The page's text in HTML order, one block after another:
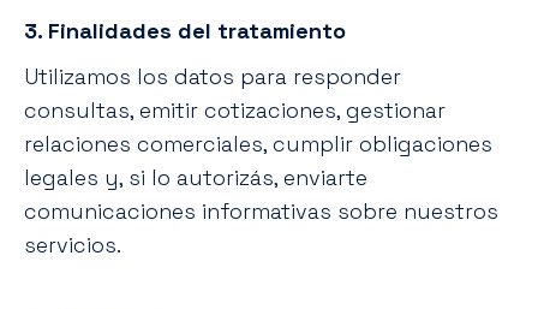
3. Finalidades del tratamiento
Utilizamos los datos para responder
consultas, emitir cotizaciones, gestionar
relaciones comerciales, cumplir obligaciones
legales y, si lo autorizás, enviarte
comunicaciones informativas sobre nuestros
servicios.